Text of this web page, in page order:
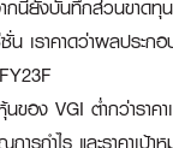
กนี้ยังบันทึกส่วนขาด
น เราคาดว่าผลประก
นของ VGI ต่ำกว่าราคา